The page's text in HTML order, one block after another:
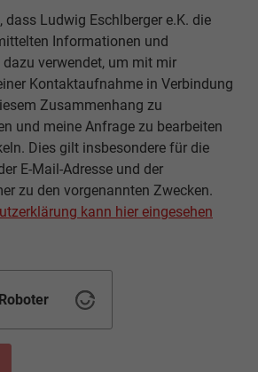
dass Ludwig Eschlberger e.K. die
Informationen und
verwendet, um mit mir
Kontaktaufnahme in Verbindung
Zusammenhang zu
und meine Anfrage zu bearbeiten
Dies gilt insbesondere für die
E-Mail-Adresse und der
zu den vorgenannten Zwecken.
kann hier eingesehen